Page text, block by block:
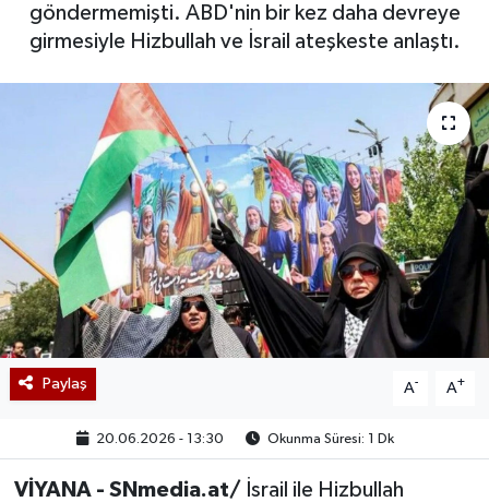
göndermemişti. ABD'nin bir kez daha devreye
girmesiyle Hizbullah ve İsrail ateşkeste anlaştı.
Paylaş A- A+
20.06.2026 - 13:30 Okunma Süresi: 1 Dk
VİYANA - SNmedia.at/ İsrail ile Hizbullah